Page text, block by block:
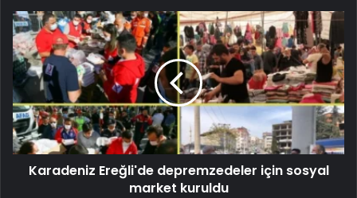
Karadeniz Ereğli'de depremzedeler için sosyal
market kuruldu